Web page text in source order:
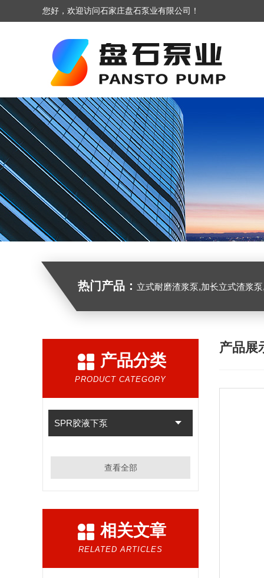
您好，欢迎访问石家庄盘石泵业有限公司！
热门产品： 立式耐磨渣浆泵,加长立式渣浆
产品分类
PRODUCT CATEGORY
SPR胶液下泵
查看全部
相关文章
RELATED ARTICLES
产品展